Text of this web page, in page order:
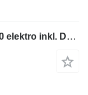
SMT Stichweh RESERVIERT !! KS 600 elektro inkl. Demontage